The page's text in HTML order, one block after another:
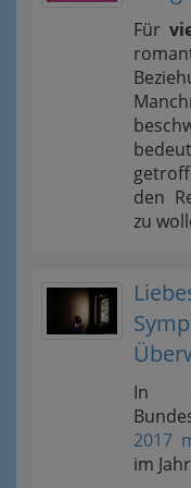
Für
den
zu
In
2017
im